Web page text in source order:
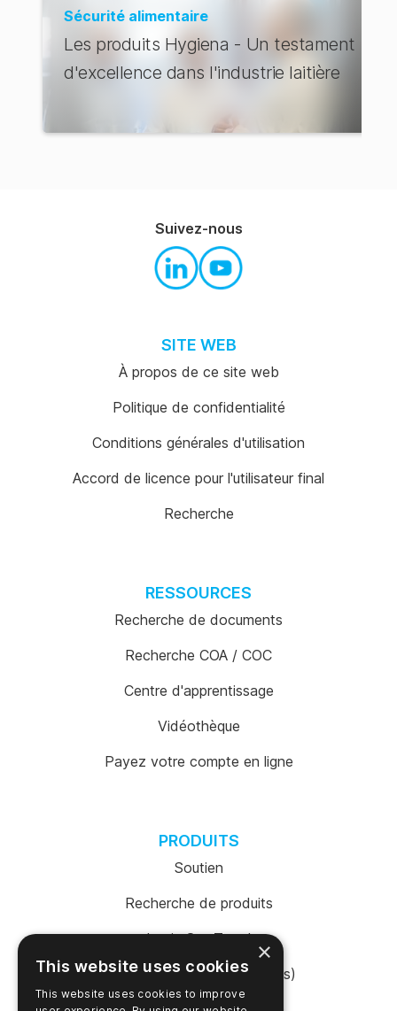
Sécurité alimentaire
Les produits Hygiena - Un testament
d'excellence dans l'industrie laitière
SITE WEB
À propos de ce site web
Politique de confidentialité
Conditions générales d'utilisation
Accord de licence pour l'utilisateur final
Recherche
RESSOURCES
Recherche de documents
Recherche COA / COC
Centre d'apprentissage
Vidéothèque
Payez votre compte en ligne
PRODUITS
Soutien
Recherche de produits
Login SureTrend
Boutique en ligne (États-Unis)
Suivez-nous
×
This website uses cookies
This website uses cookies to improve